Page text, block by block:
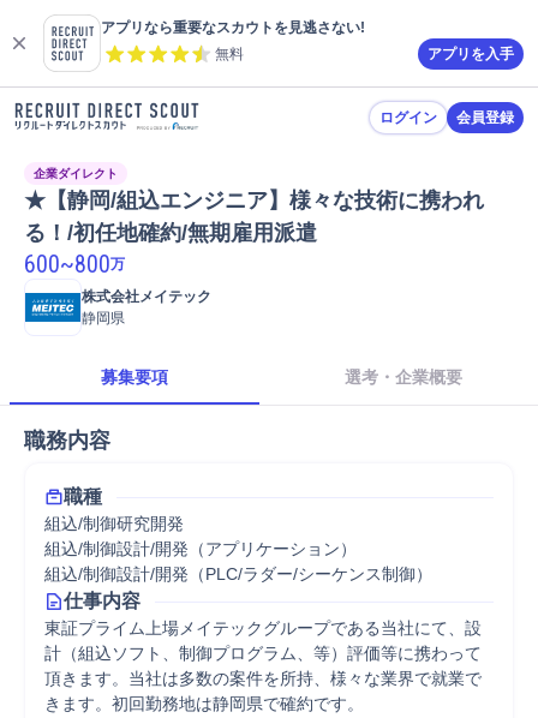
アプリなら重要なスカウトを見逃さない!
無料
アプリを入手
ログイン 会員登録
企業ダイレクト
★【静岡/組込エンジニア】様々な技術に携われ
る！/初任地確約/無期雇用派遣
600~800万
株式会社メイテック
静岡県
募集要項 選考・企業概要
職務内容
職種
組込/制御研究開発
組込/制御設計/開発（アプリケーション）
組込/制御設計/開発（PLC/ラダー/シーケンス制御）
仕事内容
東証プライム上場メイテックグループである当社にて、設
計（組込ソフト、制御プログラム、等）評価等に携わって
頂きます。当社は多数の案件を所持、様々な業界で就業で
きます。初回勤務地は静岡県で確約です。